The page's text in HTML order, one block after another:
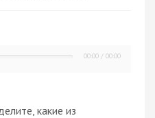
00:00 / 00:00
какие из